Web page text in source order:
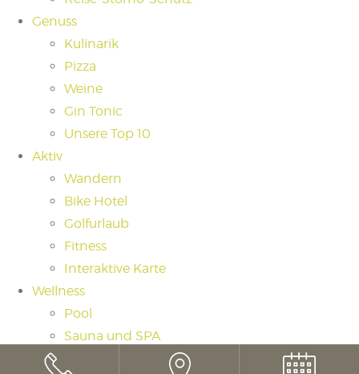
Genuss
Kulinarik
Pizza
Weine
Gin Tonic
Unsere Top 10
Aktiv
Wandern
Bike Hotel
Golfurlaub
Fitness
Interaktive Karte
Wellness
Pool
Sauna und SPA